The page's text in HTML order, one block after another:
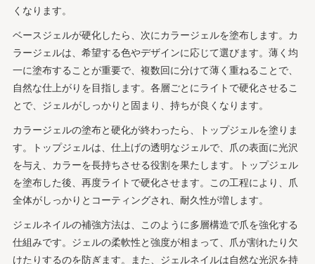
くなります。
ベースジェルが硬化したら、次にカラージェルを塗布します。カ
ラージェルは、希望する色やデザインに応じて選びます。薄く均
一に塗布することが重要で、複数回に分けて薄く重ねることで、
自然な仕上がりを目指します。各層ごとにライトで硬化させるこ
とで、ジェルがしっかりと固まり、持ちが良くなります。
カラージェルの塗布と硬化が終わったら、トップジェルを塗りま
す。トップジェルは、仕上げの透明なジェルで、爪の表面に光沢
を与え、カラーを長持ちさせる役割を果たします。トップジェル
を塗布した後、再度ライトで硬化させます。この工程により、爪
全体がしっかりとコーティングされ、耐久性が増します。
ジェルネイルの補強方法は、このように多層構造で爪を強化する
仕組みです。ジェルの柔軟性と強度が相まって、爪が割れたり欠
けたりするのを防ぎます。また、ジェルネイルは自然な光沢を持